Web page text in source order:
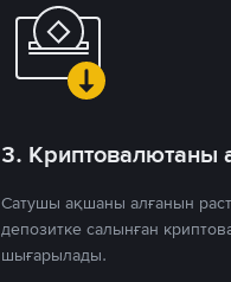
3. Криптовалютаны
Сатушы ақшаны алғанын
депозитке салынған
шығарылады.